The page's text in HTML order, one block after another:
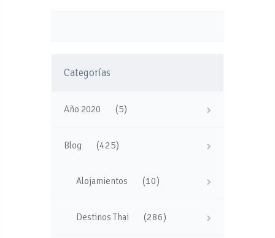
Categorías
Año 2020 (5)
Blog (425)
Alojamientos (10)
Destinos Thai (286)